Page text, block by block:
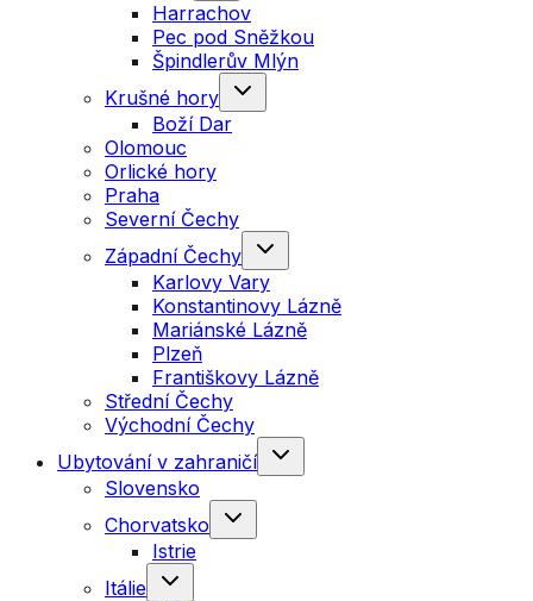
Harrachov
Pec pod Sněžkou
Špindlerův Mlýn
Krušné hory
Boží Dar
Olomouc
Orlické hory
Praha
Severní Čechy
Západní Čechy
Karlovy Vary
Konstantinovy Lázně
Mariánské Lázně
Plzeň
Františkovy Lázně
Střední Čechy
Východní Čechy
Ubytování v zahraničí
Slovensko
Chorvatsko
Istrie
Itálie